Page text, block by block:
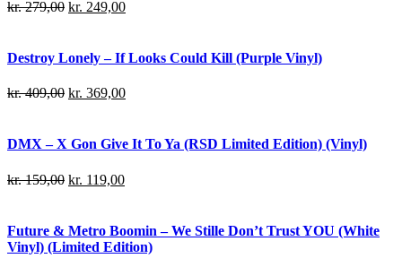
kr.279,00 kr. 249,00
Destroy Lonely – If Looks Could Kill (Purple Vinyl)
kr.409,00 kr. 369,00
DMX – X Gon Give It To Ya (RSD Limited Edition) (Vinyl)
kr.159,00 kr. 119,00
Future & Metro Boomin – We Stille Don’t Trust YOU (White
Vinyl) (Limited Edition)